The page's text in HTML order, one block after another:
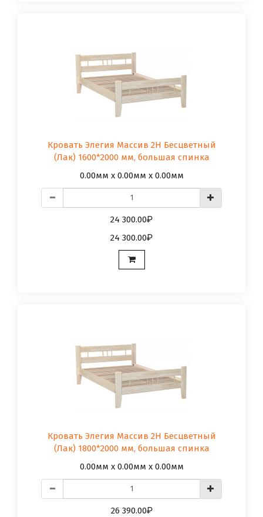
Кровать Элегия Массив 2Н Бесцветный
(Лак) 1600*2000 мм, большая спинка
0.00мм x 0.00мм x 0.00мм
24 300.00
24 300.00
Кровать Элегия Массив 2Н Бесцветный
(Лак) 1800*2000 мм, большая спинка
0.00мм x 0.00мм x 0.00мм
26 390.00